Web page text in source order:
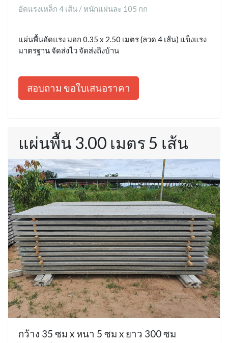
อัดแรงเหล็ก 4 เส้น / หนักแผ่นละ 105 กก
แผ่นพื้นอัดแรง มอก 0.35 x 2.50 เมตร (ลวด 4 เส้น) แข็งแรง
มาตรฐาน จัดส่งไว จัดส่งถึงบ้าน
สอบถาม ขอใบเสนอราคา
แผ่นพื้น 3.00 เมตร 5 เส้น
กว้าง 35 ซม x หนา 5 ซม x ยาว 300 ซม